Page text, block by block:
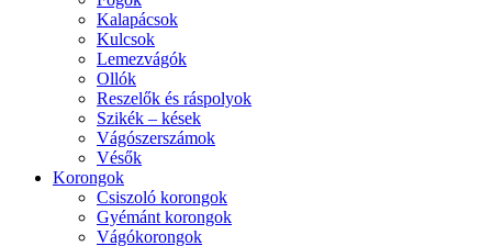
Kalapácsok
Kulcsok
Lemezvágók
Ollók
Reszelők és ráspolyok
Szikék – kések
Vágószerszámok
Vésők
Korongok
Csiszoló korongok
Gyémánt korongok
Vágókorongok